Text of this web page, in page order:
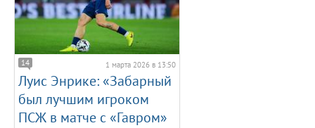
14 1 марта 2026 в 13:50
Луис Энрике: «Забарный
был лучшим игроком
ПСЖ в матче с «Гавром»